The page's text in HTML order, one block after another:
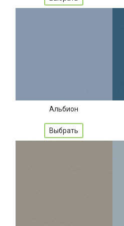
Альбион
Выбрать